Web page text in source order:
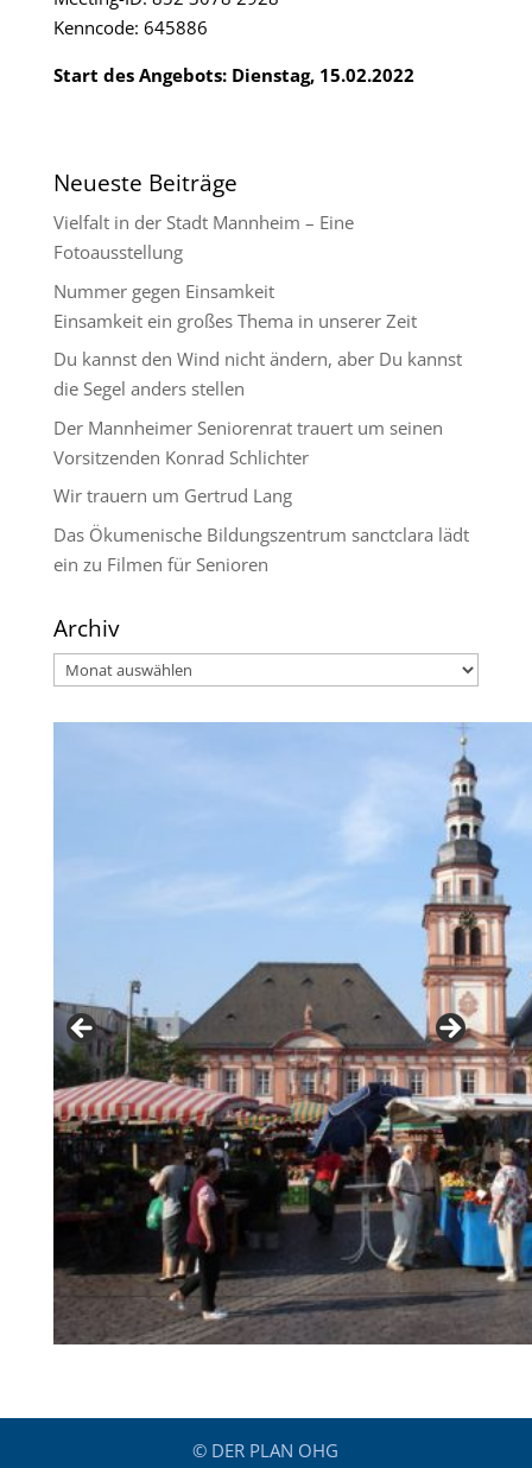
Kenncode: 645886
Start des Angebots: Dienstag, 15.02.2022
Neueste Beiträge
Vielfalt in der Stadt Mannheim – Eine
Fotoausstellung
Nummer gegen Einsamkeit
Einsamkeit ein großes Thema in unserer Zeit
Du kannst den Wind nicht ändern, aber Du kannst
die Segel anders stellen
Der Mannheimer Seniorenrat trauert um seinen
Vorsitzenden Konrad Schlichter
Wir trauern um Gertrud Lang
Das Ökumenische Bildungszentrum sanctclara lädt
ein zu Filmen für Senioren
Archiv
Archiv
© DER PLAN OHG